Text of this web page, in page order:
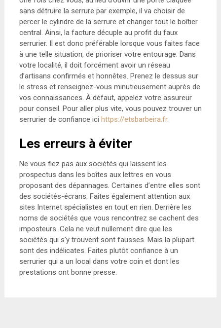
sans détruire la serrure par exemple, il va choisir de
percer le cylindre de la serrure et changer tout le boîtier
central. Ainsi, la facture décuple au profit du faux
serrurier. Il est donc préférable lorsque vous faites face
à une telle situation, de prioriser votre entourage. Dans
votre localité, il doit forcément avoir un réseau
d’artisans confirmés et honnêtes. Prenez le dessus sur
le stress et renseignez-vous minutieusement auprès de
vos connaissances. À défaut, appelez votre assureur
pour conseil. Pour aller plus vite, vous pouvez trouver un
serrurier de confiance ici https://etsbarbeira.fr.
Les erreurs à éviter
Ne vous fiez pas aux sociétés qui laissent les
prospectus dans les boîtes aux lettres en vous
proposant des dépannages. Certaines d’entre elles sont
des sociétés-écrans. Faites également attention aux
sites Internet spécialistes en tout en rien. Derrière les
noms de sociétés que vous rencontrez se cachent des
imposteurs. Cela ne veut nullement dire que les
sociétés qui s’y trouvent sont fausses. Mais la plupart
sont des indélicates. Faites plutôt confiance à un
serrurier qui a un local dans votre coin et dont les
prestations ont bonne presse.